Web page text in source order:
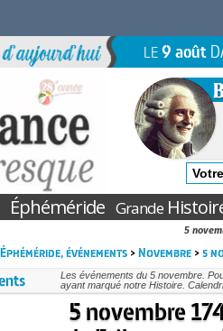
LE9 août
Éphéméride Grande
5
Éphéméride, événements>Novembre> 5
Les événements du 5 novembre.
ayant marqué notre Histoire.
5 novembre